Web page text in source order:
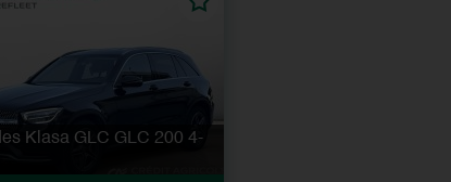
Klasa GLC GLC 200 4-